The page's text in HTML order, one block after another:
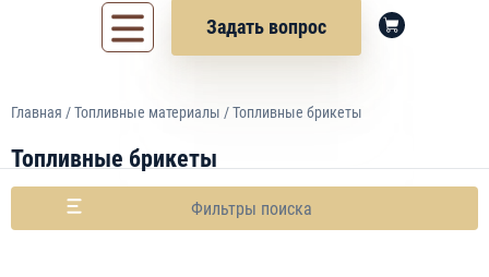
Задать вопрос
Главная /Топливные материалы / Топливные брикеты
Топливные брикеты
Фильтры поиска